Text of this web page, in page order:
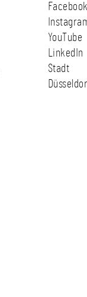
YouTube
LinkedIn
Stadt